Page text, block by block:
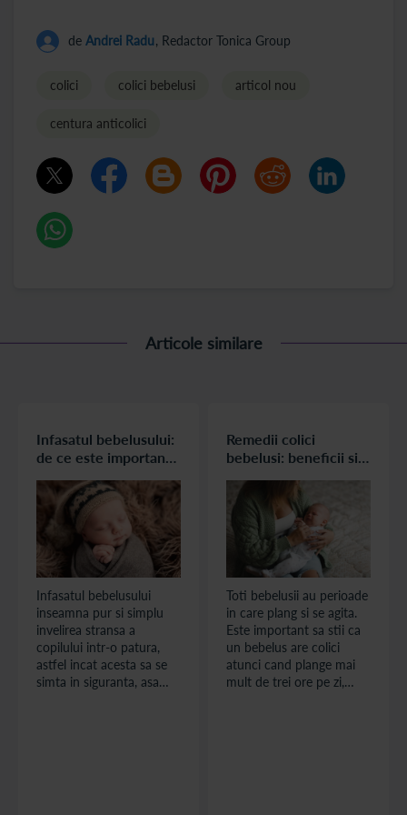
de Andrei Radu, Redactor Tonica Group
colici colici bebelusi articol nou
centura anticolici
Articole similare
Infasatul bebelusului:
de ce este important
corect
Infasatul bebelusului
inseamna pur si simplu
invelirea stransa a
copilului intr-o patura,
astfel incat acesta sa se
simta in siguranta, asa
Remedii colici
bebelusi: beneficii si
Toti bebelusii au perioade
in care plang si se agita.
Este important sa stii ca
un bebelus are colici
atunci cand plange mai
mult de trei ore pe zi,